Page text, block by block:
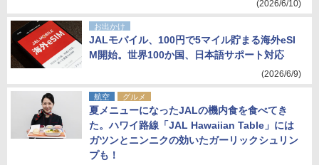
(2026/6/10)
お出かけ
JALモバイル、100円で5マイル貯まる海外eSI
M開始。世界100か国、日本語サポート対応
(2026/6/9)
航空 グルメ
夏メニューになったJALの機内食を食べてき
た。ハワイ路線「JAL Hawaiian Table」には
ガツンとニンニクの効いたガーリックシュリン
プも！